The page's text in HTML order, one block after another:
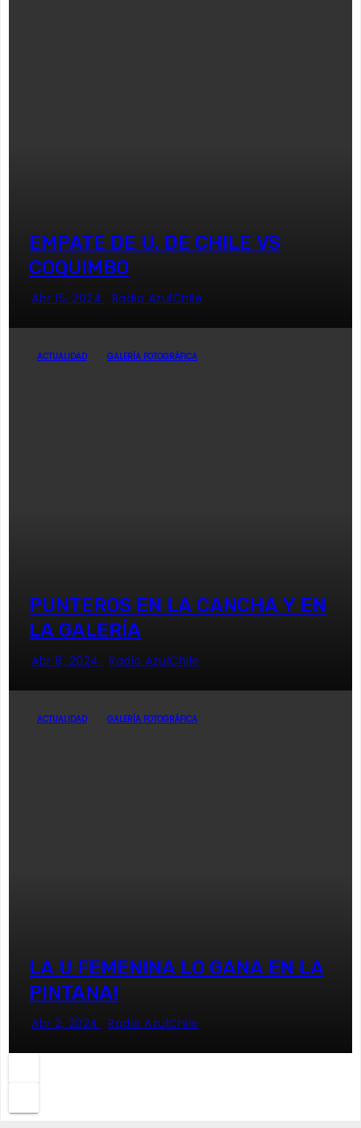
EMPATE DE U. DE CHILE VS
COQUIMBO
Abr 15, 2024 Radio AzulChile
ACTUALIDAD GALERÍA FOTOGRÁFICA
PUNTEROS EN LA CANCHA Y EN
LA GALERÍA
Abr 8, 2024 Radio AzulChile
ACTUALIDAD GALERÍA FOTOGRÁFICA
LA U FEMENINA LO GANA EN LA
PINTANA!
Abr 2, 2024 Radio AzulChile